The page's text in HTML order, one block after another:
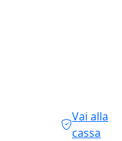
Vai alla
cassa